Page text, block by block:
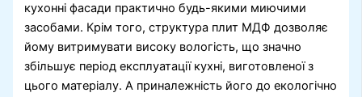
кухонні фасади практично будь-якими миючими
засобами. Крім того, структура плит МДФ дозволяє
йому витримувати високу вологість, що значно
збільшує період експлуатації кухні, виготовленої з
цього матеріалу. А приналежність його до екологічно